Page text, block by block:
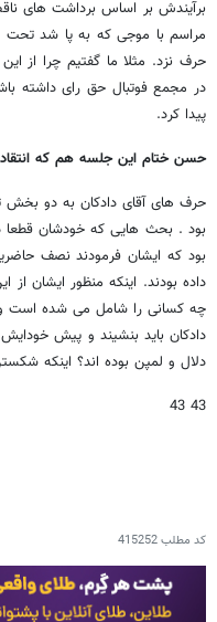
برآیندش بر اساس برداشت های
مراسم با موجی که به پا شد تحت
حرف نزد. مثلا ما گفتیم چرا از
در مجمع فوتبال حق رای داشته
پیدا کرد.
حسن ختام این جلسه هم که انتقاد
حرف های آقای دادکان به دو بخش
بود . بحث هایی که خودشان قطعا
بود که ایشان فرمودند نصف
داده بودند. اینکه منظور ایشان
چه کسانی را شامل می شده است
دادکان باید بنشیند و پیش
دلال و لمپن بوده اند؟ اینکه
43 43
کد مطلب415252